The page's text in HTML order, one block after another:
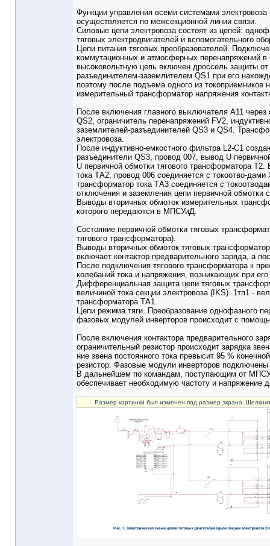
Функции управления всеми системами
осуществляется по межсекционной линии связи.
Силовые цепи электровоза состоят из цепей:
тяговых электродвигателей и вспомогательного
Цепи питания тяговых преобразователей.
коммутационных и атмосферных перенапряжений в
высоковольтную цепь включен дроссель защиты
разъединителем-заземлителем QS1 при его
поэтому после подъема одного из токоприемников
измерительный трансформатор напряжения
После включения главного выключателя А11
QS2, ограничитель перенапряжений FV2,
заземлителей-разъединителей QS3 и QS4.
электровоза.
После индуктивно-емкостного фильтра L2-C1
разъединители QS3, провод 007, вывод U
U первичной обмотки тягового трансформатора
тока ТА2, провод 006 соединяется с токоотво-
трансформатор тока ТА3 соединяется с
отключения и заземления цепи первичной обмотки
Выводы вторичных обмоток измерительных
которого передаются в МПСУиД.
Состояние первичной обмотки тяговых
тягового трансформатора).
Выводы вторичных обмоток тяговых
включает контактор предварительного заряда, а
После подключения тягового трансформатора к
колебаний тока и напряжения, возникающих при его
Дифференциальная защита цепи тяговых
величиной тока секции электровоза (IKS). 1тп1 -
трансформатора ТА1.
Цепи режима тяги. Преобразование однофазного
фазовых модулей инверторов происходит с
После включения контактора предварительного
ограничительный резистор происходит зарядка
ние звена постоянного тока превысит 95 %
резистор. Фазовые модули инверторов
В дальнейшем по командам, поступающим от
обеспечивает необходимую частоту и напряжение
Размер картинки был изменен под размер экрана.